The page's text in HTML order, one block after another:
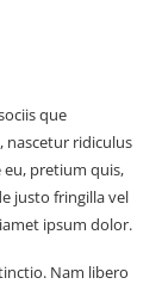
que
nascetur ridiculus
eu, pretium quis,
justo fringilla vel
ipsum dolor.
Nam libero